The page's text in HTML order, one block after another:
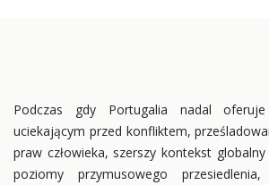
Podczas gdy Portugalia nadal
uciekającym przed konfliktem,
praw człowieka, szerszy kontekst
poziomy przymusowego